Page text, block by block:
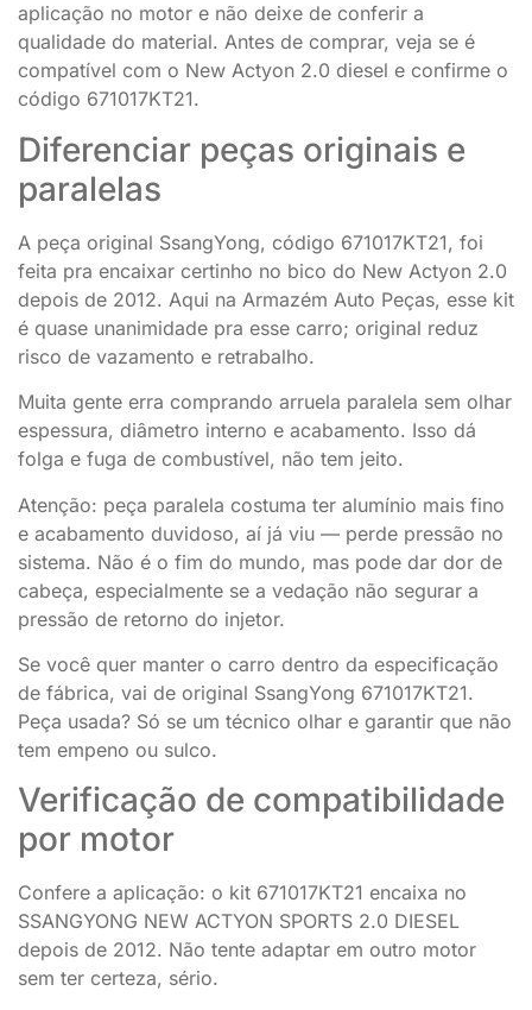
aplicação no motor e não deixe de conferir a
qualidade do material. Antes de comprar, veja se é
compatível com o New Actyon 2.0 diesel e confirme o
código 671017KT21.
Diferenciar peças originais e
paralelas
A peça original SsangYong, código 671017KT21, foi
feita pra encaixar certinho no bico do New Actyon 2.0
depois de 2012. Aqui na Armazém Auto Peças, esse kit
é quase unanimidade pra esse carro; original reduz
risco de vazamento e retrabalho.
Muita gente erra comprando arruela paralela sem olhar
espessura, diâmetro interno e acabamento. Isso dá
folga e fuga de combustível, não tem jeito.
Atenção: peça paralela costuma ter alumínio mais fino
e acabamento duvidoso, aí já viu — perde pressão no
sistema. Não é o fim do mundo, mas pode dar dor de
cabeça, especialmente se a vedação não segurar a
pressão de retorno do injetor.
Se você quer manter o carro dentro da especificação
de fábrica, vai de original SsangYong 671017KT21.
Peça usada? Só se um técnico olhar e garantir que não
tem empeno ou sulco.
Verificação de compatibilidade
por motor
Confere a aplicação: o kit 671017KT21 encaixa no
SSANGYONG NEW ACTYON SPORTS 2.0 DIESEL
depois de 2012. Não tente adaptar em outro motor
sem ter certeza, sério.